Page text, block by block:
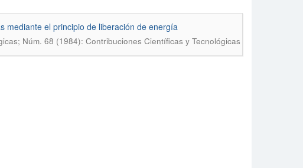
mediante el principio de liberación de energía
Núm. 68 (1984): Contribuciones Científicas y Tecnológicas